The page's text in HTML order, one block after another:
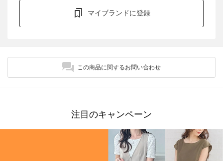
マイブランドに登録
この商品に関するお問い合わせ
注目のキャンペーン